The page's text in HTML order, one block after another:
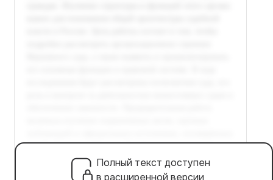
Полный текст доступен
в расширенной версии